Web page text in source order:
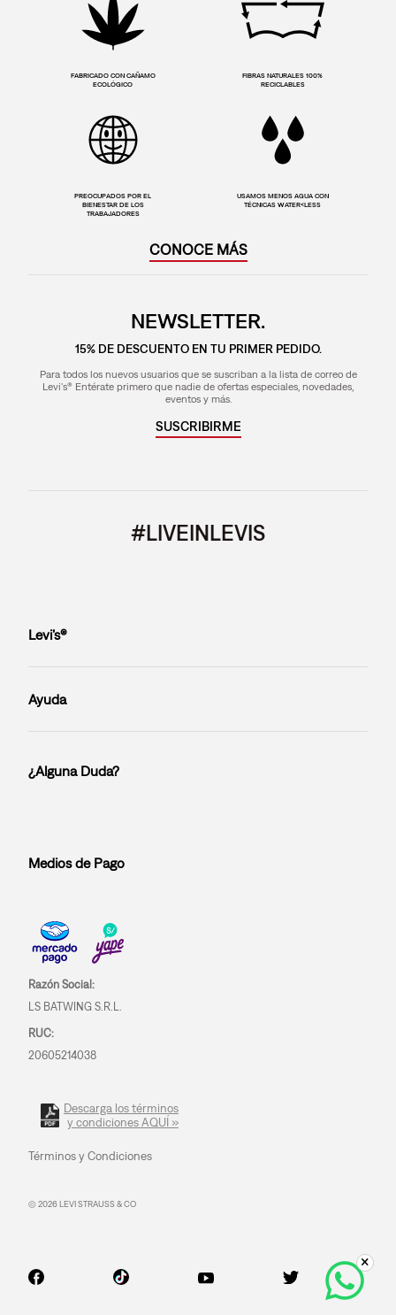
FABRICADO CON CAÑAMO
ECOLÓGICO
FIBRAS NATURALES 100%
RECICLABLES
PREOCUPADOS POR EL
BIENESTAR DE LOS
TRABAJADORES
USAMOS MENOS AGUA CON
TÉCNICAS WATER<LESS
CONOCE MÁS
NEWSLETTER.
15% DE DESCUENTO EN TU PRIMER PEDIDO.
Para todos los nuevos usuarios que se suscriban a la lista de correo de
Levi's® Entérate primero que nadie de ofertas especiales, novedades,
eventos y más.
SUSCRIBIRME
#LIVEINLEVIS
Levi’s®
Ayuda
¿Alguna Duda?
Medios de Pago
Razón Social:
LS BATWING S.R.L.
RUC:
20605214038
Descarga los términos
y condiciones AQUÍ »
Términos y Condiciones
© 2026 LEVI STRAUSS & CO